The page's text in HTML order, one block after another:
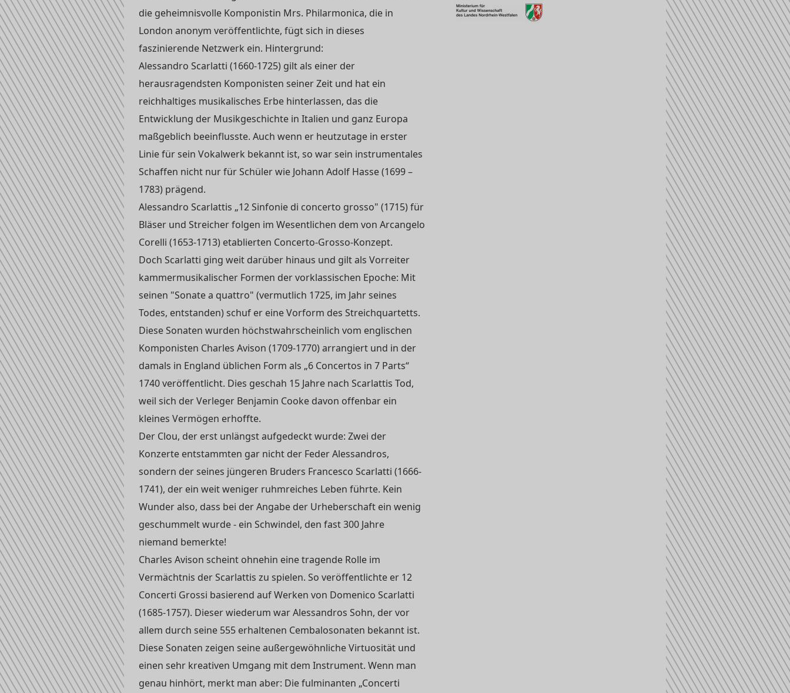
die geheimnisvolle Komponistin Mrs. Philarmonica, die in
London anonym veröffentlichte, fügt sich in dieses
faszinierende Netzwerk ein. Hintergrund:
Alessandro Scarlatti (1660-1725) gilt als einer der
herausragendsten Komponisten seiner Zeit und hat ein
reichhaltiges musikalisches Erbe hinterlassen, das die
Entwicklung der Musikgeschichte in Italien und ganz Europa
maßgeblich beeinflusste. Auch wenn er heutzutage in erster
Linie für sein Vokalwerk bekannt ist, so war sein instrumentales
Schaffen nicht nur für Schüler wie Johann Adolf Hasse (1699 –
1783) prägend.
Alessandro Scarlattis „12 Sinfonie di concerto grosso" (1715) für
Bläser und Streicher folgen im Wesentlichen dem von Arcangelo
Corelli (1653-1713) etablierten Concerto-Grosso-Konzept.
Doch Scarlatti ging weit darüber hinaus und gilt als Vorreiter
kammermusikalischer Formen der vorklassischen Epoche: Mit
seinen "Sonate a quattro" (vermutlich 1725, im Jahr seines
Todes, entstanden) schuf er eine Vorform des Streichquartetts.
Diese Sonaten wurden höchstwahrscheinlich vom englischen
Komponisten Charles Avison (1709-1770) arrangiert und in der
damals in England üblichen Form als „6 Concertos in 7 Parts“
1740 veröffentlicht. Dies geschah 15 Jahre nach Scarlattis Tod,
weil sich der Verleger Benjamin Cooke davon offenbar ein
kleines Vermögen erhoffte.
Der Clou, der erst unlängst aufgedeckt wurde: Zwei der
Konzerte entstammten gar nicht der Feder Alessandros,
sondern der seines jüngeren Bruders Francesco Scarlatti (1666-
1741), der ein weit weniger ruhmreiches Leben führte. Kein
Wunder also, dass bei der Angabe der Urheberschaft ein wenig
geschummelt wurde - ein Schwindel, den fast 300 Jahre
niemand bemerkte!
Charles Avison scheint ohnehin eine tragende Rolle im
Vermächtnis der Scarlattis zu spielen. So veröffentlichte er 12
Concerti Grossi basierend auf Werken von Domenico Scarlatti
(1685-1757). Dieser wiederum war Alessandros Sohn, der vor
allem durch seine 555 erhaltenen Cembalosonaten bekannt ist.
Diese Sonaten zeigen seine außergewöhnliche Virtuosität und
einen sehr kreativen Umgang mit dem Instrument. Wenn man
genau hinhört, merkt man aber: Die fulminanten „Concerti